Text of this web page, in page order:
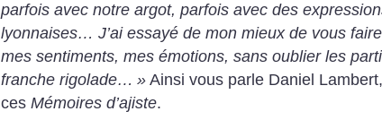
parfois avec notre argot, parfois avec des
lyonnaises… J’ai essayé de mon mieux de vous
mes sentiments, mes émotions, sans oublier les
franche rigolade… » Ainsi vous parle Daniel
ces Mémoires d’ajiste.